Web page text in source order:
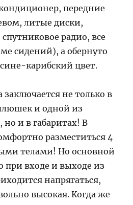
передние
литые диски,
радио, все
сидений), а обернуто
карибский цвет.
заключается не только в
и одной из
и в габаритах! В
разместиться 4
телами! Но основной
при входе и выходе из
напрягаться,
высокая. Когда же